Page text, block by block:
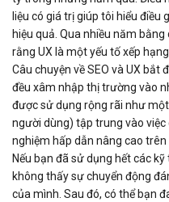
liệu có giá trị giúp tôi hiểu điều
hiệu quả. Qua nhiều năm
rằng UX là một yếu tố xếp
Câu chuyện về SEO và UX bắt
đều xâm nhập thị trường vào
được sử dụng rộng rãi như
người dùng) tập trung vào
nghiệm hấp dẫn nâng cao trên
Nếu bạn đã sử dụng hết các
không thấy sự chuyển động
của mình. Sau đó, có thể bạn